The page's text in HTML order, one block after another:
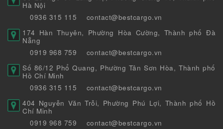
Hà Nội
0936 315 115
contact@bestcargo.vn
174 Hàn Thuyên, Phường Hòa Cường, Thành phố Đà
Nẵng
0919 968 759
contact@bestcargo.vn
Số 86/12 Phổ Quang, Phường Tân Sơn Hòa, Thành phố
Hồ Chí Minh
0936 315 115
contact@bestcargo.vn
404 Nguyễn Văn Trỗi, Phường Phú Lợi, Thành phố Hồ
Chí Minh
0919 968 759
contact@bestcargo.vn